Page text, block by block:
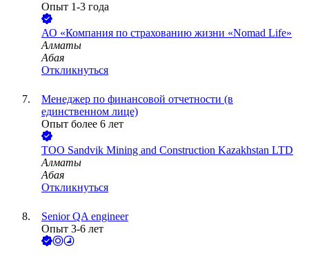
Опыт 1-3 года
АО «Компания по страхованию жизни «Nomad Life»
Алматы
Абая
Откликнуться
Менеджер по финансовой отчетности (в
единственном лице)
Опыт более 6 лет
ТОО Sandvik Mining and Construction Kazakhstan LTD
Алматы
Абая
Откликнуться
Senior QA engineer
Опыт 3-6 лет